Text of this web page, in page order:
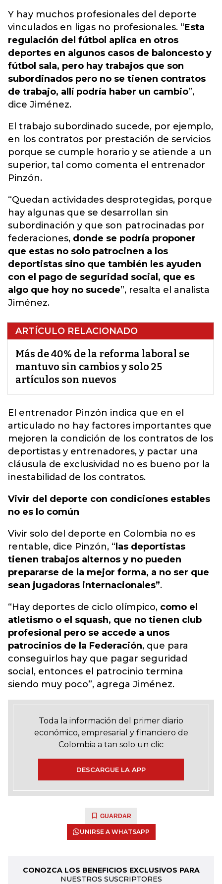
Y hay muchos profesionales del deporte
vinculados en ligas no profesionales. “Esta
regulación del fútbol aplica en otros
deportes en algunos casos de baloncesto y
fútbol sala, pero hay trabajos que son
subordinados pero no se tienen contratos
de trabajo, allí podría haber un cambio”,
dice Jiménez.
El trabajo subordinado sucede, por ejemplo,
en los contratos por prestación de servicios
porque se cumple horario y se atiende a un
superior, tal como comenta el entrenador
Pinzón.
“Quedan actividades desprotegidas, porque
hay algunas que se desarrollan sin
subordinación y que son patrocinadas por
federaciones, donde se podría proponer
que estas no solo patrocinen a los
deportistas sino que también les ayuden
con el pago de seguridad social, que es
algo que hoy no sucede”, resalta el analista
Jiménez.
ARTÍCULO RELACIONADO
Más de 40% de la reforma laboral se
mantuvo sin cambios y solo 25
artículos son nuevos
El entrenador Pinzón indica que en el
articulado no hay factores importantes que
mejoren la condición de los contratos de los
deportistas y entrenadores, y pactar una
cláusula de exclusividad no es bueno por la
inestabilidad de los contratos.
Vivir del deporte con condiciones estables
no es lo común
Vivir solo del deporte en Colombia no es
rentable, dice Pinzón, “ las deportistas
tienen trabajos alternos y no pueden
prepararse de la mejor forma, a no ser que
sean jugadoras internacionales”.
“Hay deportes de ciclo olímpico, como el
atletismo o el squash, que no tienen club
profesional pero se accede a unos
patrocinios de la Federación, que para
conseguirlos hay que pagar seguridad
social, entonces el patrocinio termina
siendo muy poco”, agrega Jiménez.
Toda la información del primer diario
económico, empresarial y financiero de
Colombia a tan solo un clic
DESCARGUE LA APP
GUARDAR
UNIRSE A WHATSAPP
CONOZCA LOS BENEFICIOS EXCLUSIVOS PARA
NUESTROS SUSCRIPTORES